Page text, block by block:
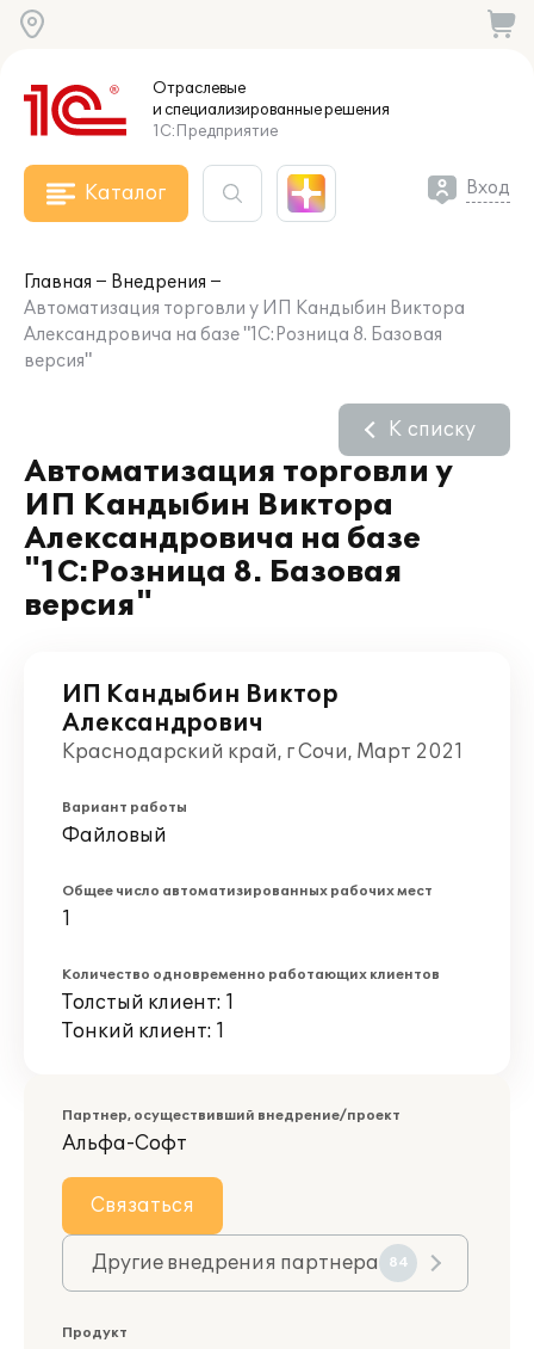
Отраслевые
и специализированныерешения
1С:Предприятие
Каталог Вход
Главная
Внедрения
Автоматизация торговли у ИП Кандыбин Виктора
Александровича на базе "1С:Розница 8. Базовая
версия"
Автоматизация торговли у
ИП Кандыбин Виктора
Александровича на базе
"1С:Розница 8. Базовая
версия"
К списку
ИП Кандыбин Виктор
Александрович
Краснодарский край, г Сочи, Март 2021
Вариант работы
Файловый
Общее число автоматизированных рабочих мест
1
Количество одновременно работающих клиентов
Толстый клиент: 1
Тонкий клиент: 1
Партнер, осуществивший внедрение/проект
Альфа-Софт
Связаться
Другие внедрения партнера 84
Продукт